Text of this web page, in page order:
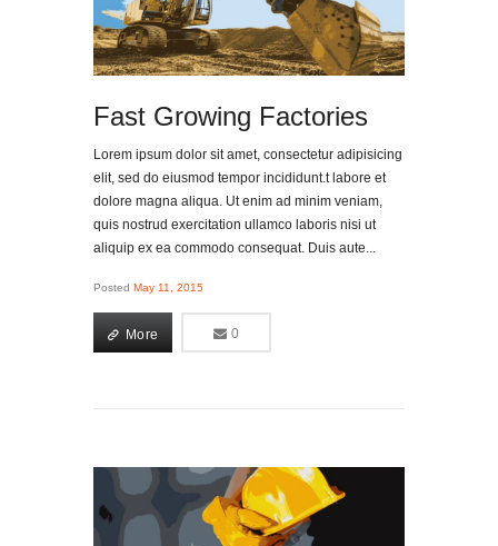
Fast Growing Factories
Lorem ipsum dolor sit amet, consectetur adipisicing
elit, sed do eiusmod tempor incididunt.t labore et
dolore magna aliqua. Ut enim ad minim veniam,
quis nostrud exercitation ullamco laboris nisi ut
aliquip ex ea commodo consequat. Duis aute...
Posted May 11, 2015
More
More 0